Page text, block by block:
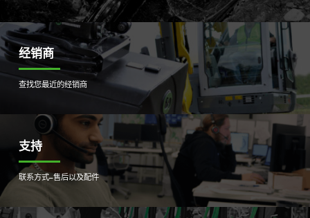
经销商
查找您最近的经销商
支持
联系方式–售后以及配件